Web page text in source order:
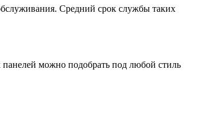
Средний срок службы таких
панелей можно подобрать под любой стиль